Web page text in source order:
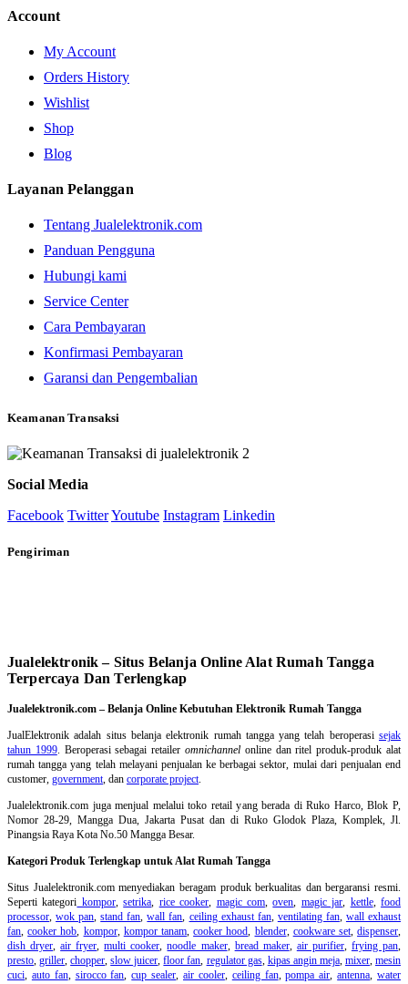
Account
My Account
Orders History
Wishlist
Shop
Blog
Layanan Pelanggan
Tentang Jualelektronik.com
Panduan Pengguna
Hubungi kami
Service Center
Cara Pembayaran
Konfirmasi Pembayaran
Garansi dan Pengembalian
Keamanan Transaksi
Social Media
Facebook TwitterYoutube Instagram Linkedin
Pengiriman
Jualelektronik – Situs Belanja Online Alat Rumah Tangga
Terpercaya Dan Terlengkap
Jualelektronik.com – Belanja Online Kebutuhan Elektronik Rumah Tangga
JualElektronik adalah situs belanja elektronik rumah tanggayang telah beroperasisejak
tahun 1999. Beroperasi sebagai retaileromnichannel online dan ritel produk-produk alat
rumah tangga yang telah melayani penjualan ke berbagai sektor, mulai dari penjualan end
customer, government , dan corporate project
Jualelektronik.com juga menjual melalui toko retail yang berada di Ruko Harco, Blok P,
Nomor 28-29, Mangga Dua, Jakarta Pusat dan di Ruko Glodok Plaza, Komplek, Jl.
Pinangsia Raya Kota No.50 Mangga Besar.
Kategori Produk Terlengkap untuk Alat Rumah Tangga
Situs Jualelektronik.com menyediakan beragam produk berkualitas dan bergaransi resmi.
Seperti kategori kompor,setrika rice cooker magic com,oven magic jar kettle,food
processor ,wok pan ,stand fan ,wall fan ceiling exhaust fan, ventilating fan, wall exhaust
fan ,cooker hob kompor, kompor tanam,cooker hood blender, cookware set,dispenser
dish dryer ,air fryer ,multi cooker ,noodle maker, bread maker, air purifier, frying pan
presto ,griller ,chopper ,slow juicer ,floor fan regulator gas, kipas angin meja, mixer,mesin
cuci auto fan, sirocco fan ,cup sealer ,air cooler, ceiling fan,pompa air ,antenna ,water